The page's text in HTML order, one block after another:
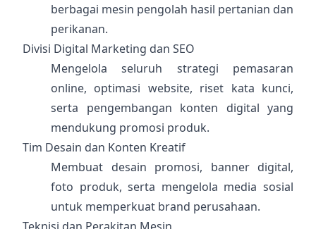
berbagai mesin pengolah hasil pertanian dan
perikanan.
Divisi Digital Marketing dan SEO
Mengelola seluruh strategi pemasaran
online, optimasi website, riset kata kunci,
serta pengembangan konten digital yang
mendukung promosi produk.
Tim Desain dan Konten Kreatif
Membuat desain promosi, banner digital,
foto produk, serta mengelola media sosial
untuk memperkuat brand perusahaan.